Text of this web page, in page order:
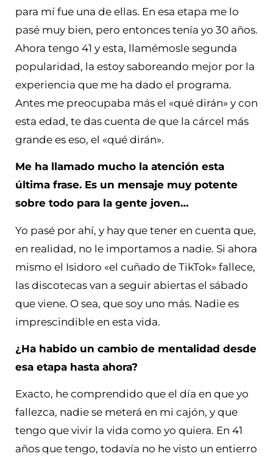
para mí fue una de ellas. En esa etapa me lo
pasé muy bien, pero entonces tenía yo 30 años.
Ahora tengo 41 y esta, llamémosle segunda
popularidad, la estoy saboreando mejor por la
experiencia que me ha dado el programa.
Antes me preocupaba más el «qué dirán» y con
esta edad, te das cuenta de que la cárcel más
grande es eso, el «qué dirán».
Me ha llamado mucho la atención esta
última frase. Es un mensaje muy potente
sobre todo para la gente joven…
Yo pasé por ahí, y hay que tener en cuenta que,
en realidad, no le importamos a nadie. Si ahora
mismo el Isidoro «el cuñado de TikTok» fallece,
las discotecas van a seguir abiertas el sábado
que viene. O sea, que soy uno más. Nadie es
imprescindible en esta vida.
¿Ha habido un cambio de mentalidad desde
esa etapa hasta ahora?
Exacto, he comprendido que el día en que yo
fallezca, nadie se meterá en mi cajón, y que
tengo que vivir la vida como yo quiera. En 41
años que tengo, todavía no he visto un entierro